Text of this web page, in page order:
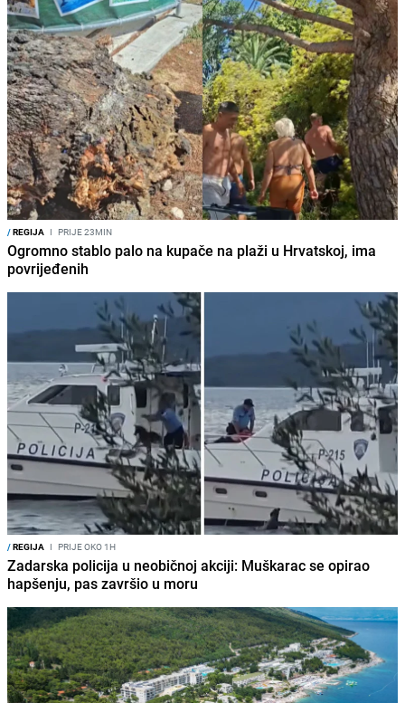
/REGIJA I PRIJE 23MIN
Ogromno stablo palo na kupače na plaži u Hrvatskoj, ima
povrijeđenih
/REGIJA I PRIJE OKO 1H
Zadarska policija u neobičnoj akciji: Muškarac se opirao
hapšenju, pas završio u moru